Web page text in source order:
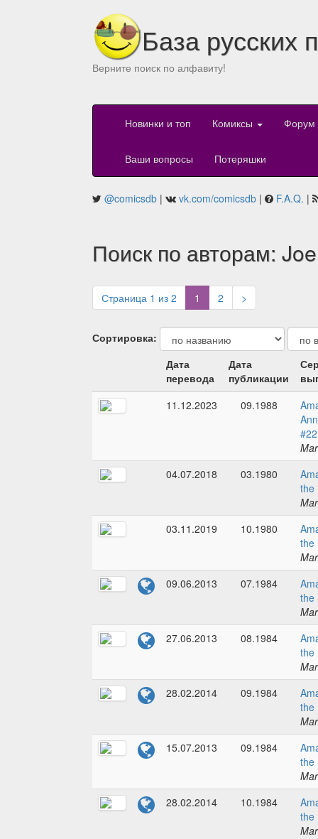
База русских
Верните поиск по алфавиту!
Новинки и топ Комиксы Форум
Ваши вопросы Потеряшки
@comicsdb | vk.com/comicsdb | F.A.Q. |
Поиск по авторам:
Страница 1 из 2 1 (current)
2 >
Сортировка:
Дата
перевода
Дата
публикации
11.12.2023
09.1988
#22
04.07.2018
03.1980
the
03.11.2019
10.1980
the
09.06.2013
07.1984
the
27.06.2013
08.1984
the
28.02.2014
09.1984
the
15.07.2013
09.1984
the
28.02.2014
10.1984
the